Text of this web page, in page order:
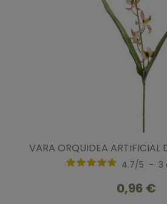
VARA ORQUIDEA ARTIFICIAL
4.7/5 - 3
0,96 €